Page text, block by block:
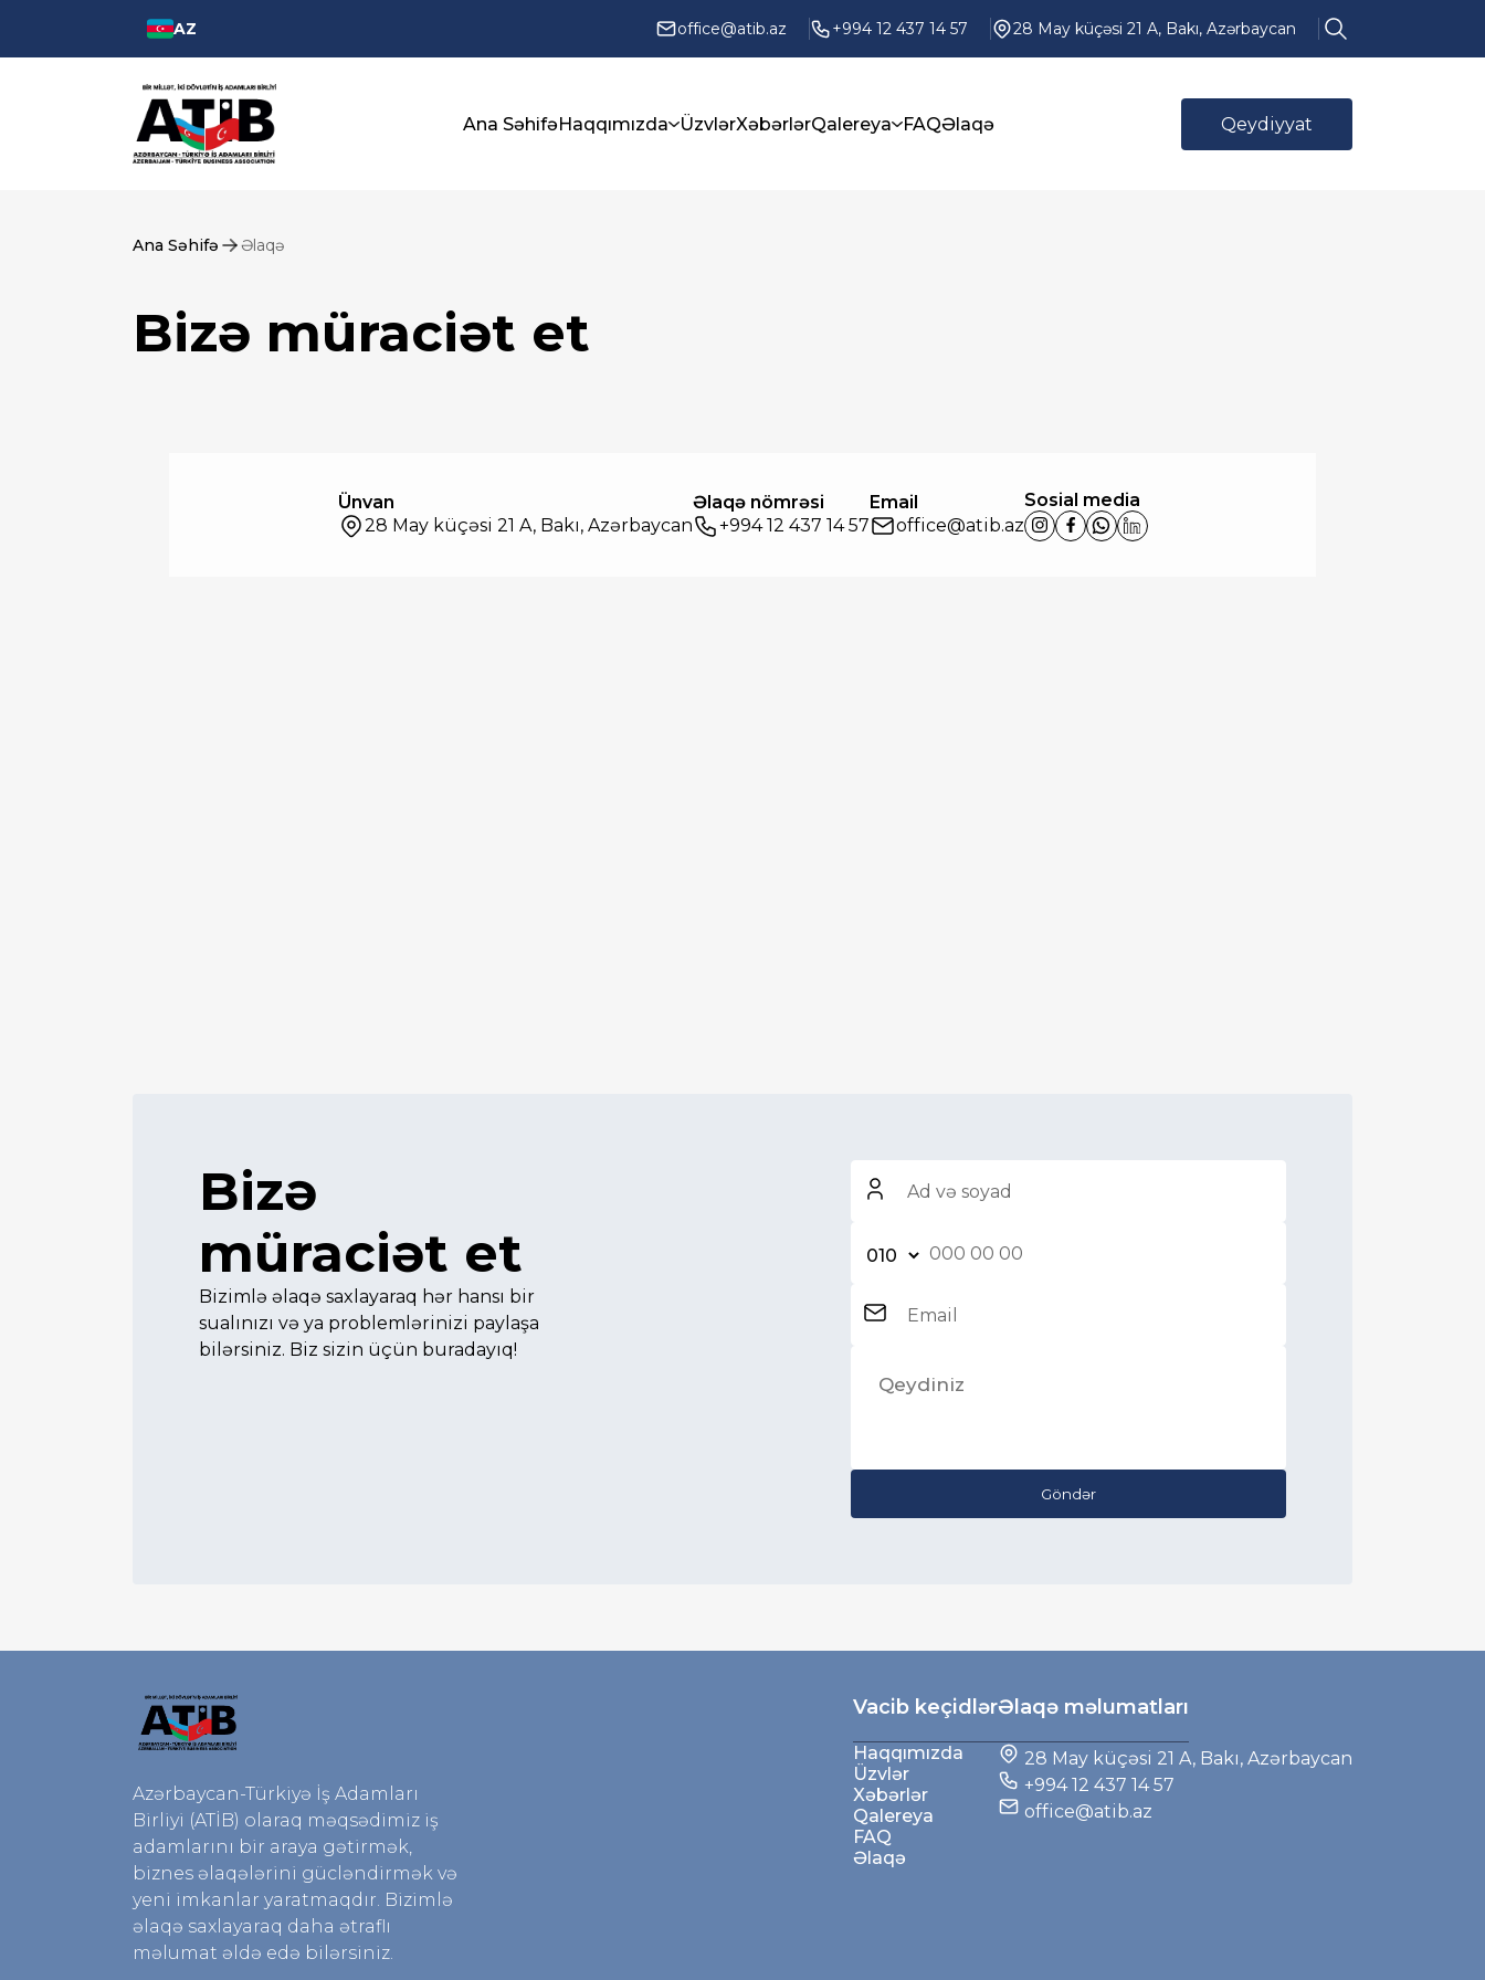
AZ office@atib.az +994 12 437 14 57 28 May küçəsi 21 A, Bakı, Azərbaycan
Ana SəhifəHaqqımızda ÜzvlərXəbərlərQalereya FAQƏlaqə Qeydiyyat
Ana Səhifə Əlaqə
Bizə müraciət et
Ünvan
28 May küçəsi 21 A, Bakı, Azərbaycan
Əlaqə nömrəsi
+994 12 437 14 57
Email
office@atib.az
Sosial media
Bizə
müraciət et
Bizimlə əlaqə saxlayaraq hər hansı bir
sualınızı və ya problemlərinizi paylaşa
bilərsiniz. Biz sizin üçün buradayıq!
Göndər
Azərbaycan-Türkiyə İş Adamları
Birliyi (ATİB) olaraq məqsədimiz iş
adamlarını bir araya gətirmək,
biznes əlaqələrini gücləndirmək və
yeni imkanlar yaratmaqdır. Bizimlə
əlaqə saxlayaraq daha ətraflı
məlumat əldə edə bilərsiniz.
Vacib keçidlər
Haqqımızda
Üzvlər
Xəbərlər
Qalereya
FAQ
Əlaqə
Əlaqə məlumatları
28 May küçəsi 21 A, Bakı, Azərbaycan
+994 12 437 14 57
office@atib.az